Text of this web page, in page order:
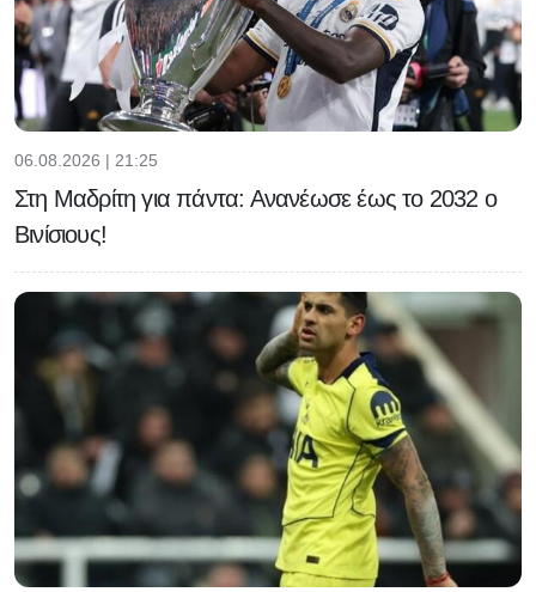
06.08.2026 | 21:25
Στη Μαδρίτη για πάντα: Ανανέωσε έως το 2032 ο
Βινίσιους!